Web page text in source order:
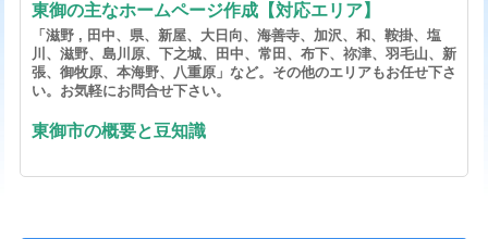
東御の主なホームページ作成【対応エリア】
「滋野 , 田中、県、新屋、大日向、海善寺、加沢、和、鞍掛、塩
川、滋野、島川原、下之城、田中、常田、布下、祢津、羽毛山、新
張、御牧原、本海野、八重原」など。その他のエリアもお任せ下さ
い。お気軽にお問合せ下さい。
東御市の概要と豆知識